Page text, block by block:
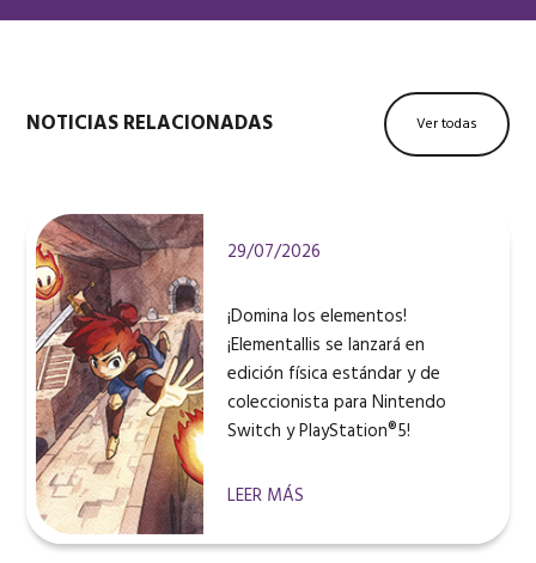
NOTICIAS RELACIONADAS Ver todas
29/07/2026
¡Domina los elementos!
¡Elementallis se lanzará en
edición física estándar y de
coleccionista para Nintendo
Switch y PlayStation®5!
LEER MÁS